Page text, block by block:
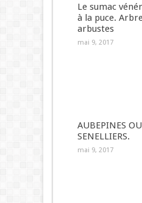
Le sumac
à la puce.
arbustes
mai 9, 2017
AUBEPINES OU
SENELLIERS.
mai 9, 2017